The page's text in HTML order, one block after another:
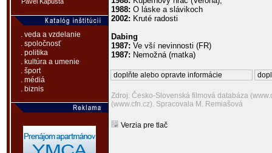
. veda a vzdelanie
. spoločnosť
. politika
. kultúra a umenie
. šport
. médiá
. biznis
1988: O láske a slávikoch
2002: Kruté radosti
Dabing
1987: Ve vší nevinnosti (FR)
1987: Nemožná (matka)
doplňte alebo opravte informácie
Zdroj: Česko-Slovenská filmová databáza
(www.cfn.cz). Spracovala M. Remiašová
Verzia pre tlač